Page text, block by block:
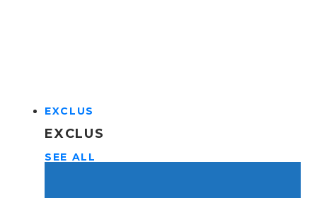
EXCLUS
EXCLUS
SEE ALL